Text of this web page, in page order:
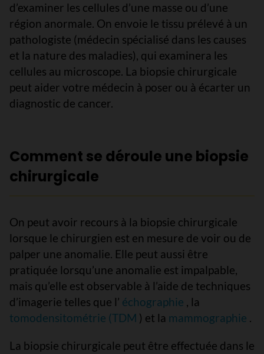
d’examiner les cellules d’une masse ou d’une
région anormale. On envoie le tissu prélevé à un
pathologiste (médecin spécialisé dans les causes
et la nature des maladies), qui examinera les
cellules au microscope. La biopsie chirurgicale
peut aider votre médecin à poser ou à écarter un
diagnostic de cancer.
Comment se déroule une biopsie
chirurgicale
On peut avoir recours à la biopsie chirurgicale
lorsque le chirurgien est en mesure de voir ou de
palper une anomalie. Elle peut aussi être
pratiquée lorsqu’une anomalie est impalpable,
mais qu’elle est observable à l’aide de techniques
d’imagerie telles que l’ échographie , la
tomodensitométrie (TDM ) et la mammographie .
La biopsie chirurgicale peut être effectuée dans le